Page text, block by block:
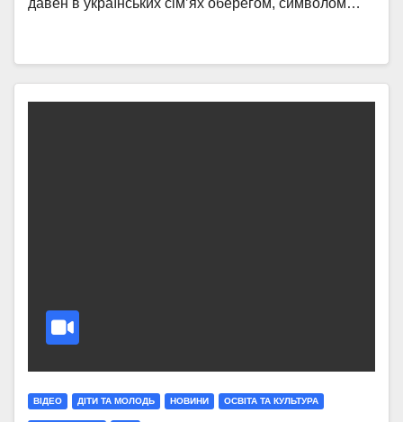
давен в українських сім’ях оберегом, символом…
ВІДЕО ДІТИ ТА МОЛОДЬ НОВИНИ ОСВІТА ТА КУЛЬТУРА